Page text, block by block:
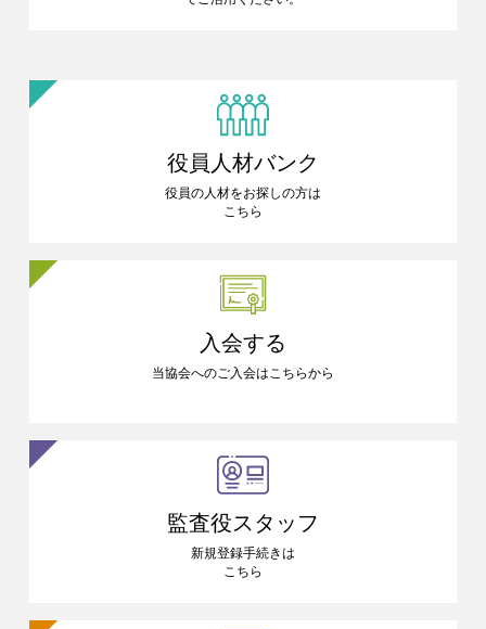
役員人材バンク
役員の人材をお探しの方は
こちら
入会する
当協会へのご入会はこちらから
監査役スタッフ
新規登録手続きは
こちら